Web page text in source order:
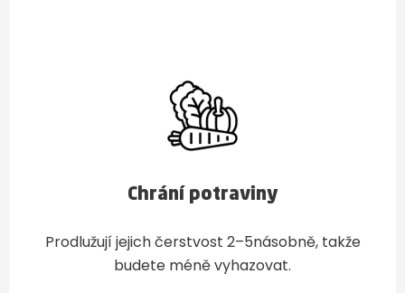
Chrání potraviny
Prodlužují jejich čerstvost 2–5násobně, takže
budete méně vyhazovat.